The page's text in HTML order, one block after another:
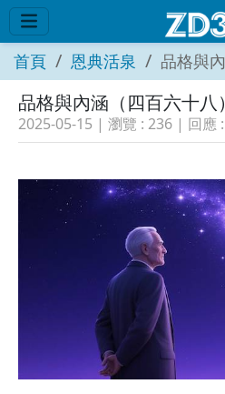
首頁 恩典活泉
品格與內涵（四百六十八）
2025-05-15 | 瀏覽 : 236 | 回應 :